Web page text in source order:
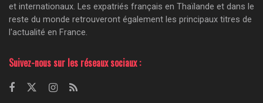
et internationaux. Les expatriés français en Thaïlande et dans le
reste du monde retrouveront également les principaux titres de
l'actualité en France.
Suivez-nous sur les réseaux sociaux :